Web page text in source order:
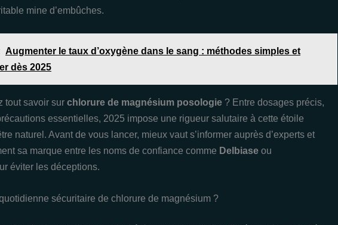
mine d’embûches.
Augmenter le taux d’oxygène dans le sang : méthodes simples et
dès 2025
tout savoir sur chlorure de magnésium posologie ? Entre dosages précis,
essentielles, 2025 impose une rigueur salutaire à cette étoile
naturel. Avant de vous lancer, mieux vaut s’informer auprès d’experts et
sa marque entre les noms de confiance comme Delbiase ou
éviter les déceptions.
sécuritaire de chlorure de magnésium ?